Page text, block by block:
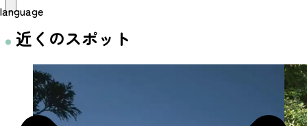
language
近くのスポット